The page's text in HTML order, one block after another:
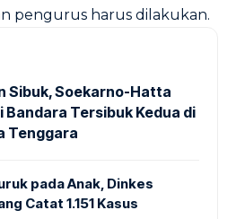
pengurus harus dilakukan.
Sibuk, Soekarno-Hatta
Bandara Tersibuk Kedua di
Tenggara
pada Anak, Dinkes
Catat 1.151 Kasus